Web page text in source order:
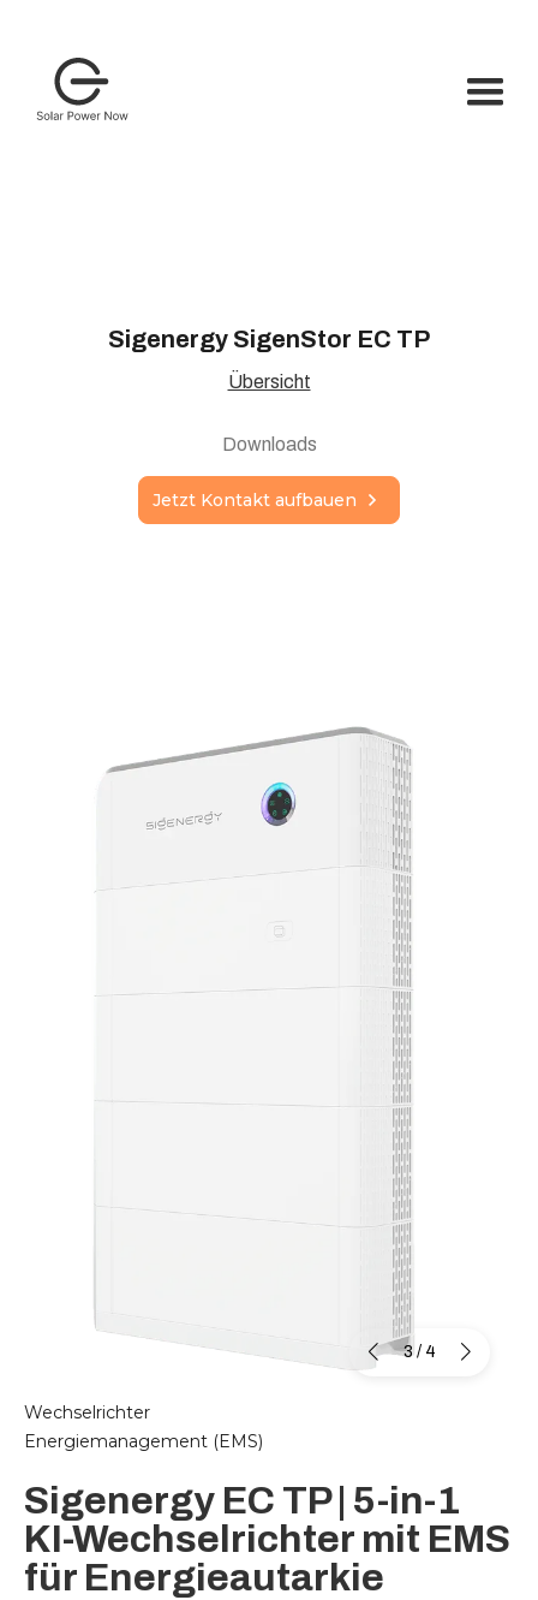
Sigenergy SigenStor EC TP
Übersicht
Downloads
Jetzt Kontakt aufbauen
Wechselrichter
Energiemanagement (EMS)
Sigenergy EC TP | 5-in-1
KI-Wechselrichter mit EMS
für Energieautarkie
3 / 4